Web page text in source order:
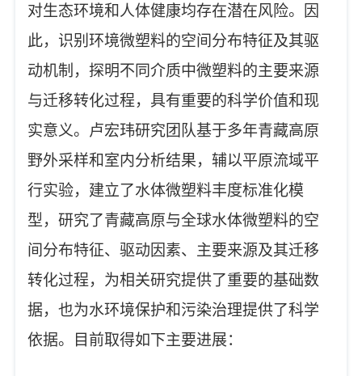
对生态环境和人体健康均存在潜在风险。因
此，识别环境微塑料的空间分布特征及其驱
动机制，探明不同介质中微塑料的主要来源
与迁移转化过程，具有重要的科学价值和现
实意义。卢宏玮研究团队基于多年青藏高原
野外采样和室内分析结果，辅以平原流域平
行实验，建立了水体微塑料丰度标准化模
型，研究了青藏高原与全球水体微塑料的空
间分布特征、驱动因素、主要来源及其迁移
转化过程，为相关研究提供了重要的基础数
据，也为水环境保护和污染治理提供了科学
依据。目前取得如下主要进展：